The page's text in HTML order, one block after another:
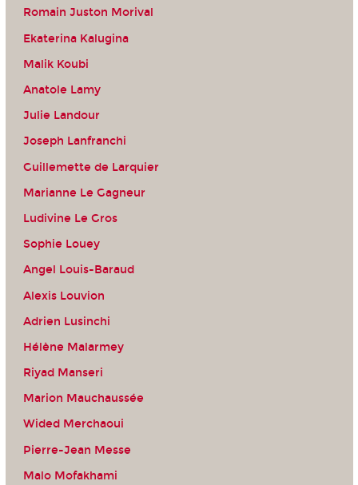
Romain Juston Morival
Ekaterina Kalugina
Malik Koubi
Anatole Lamy
Julie Landour
Joseph Lanfranchi
Guillemette de Larquier
Marianne Le Gagneur
Ludivine Le Gros
Sophie Louey
Angel Louis-Baraud
Alexis Louvion
Adrien Lusinchi
Hélène Malarmey
Riyad Manseri
Marion Mauchaussée
Wided Merchaoui
Pierre-Jean Messe
Malo Mofakhami